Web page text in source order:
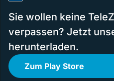
Sie wollen keine
verpassen? Jetzt
herunterladen.
Zum Play Store